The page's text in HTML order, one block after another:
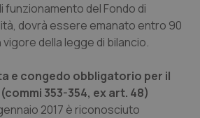
funzionamento del Fondo di
dovrà essere emanato entro 90
vigore della legge di bilancio.
e congedo obbligatorio per il
353-354, ex art. 48)
2017 è riconosciuto